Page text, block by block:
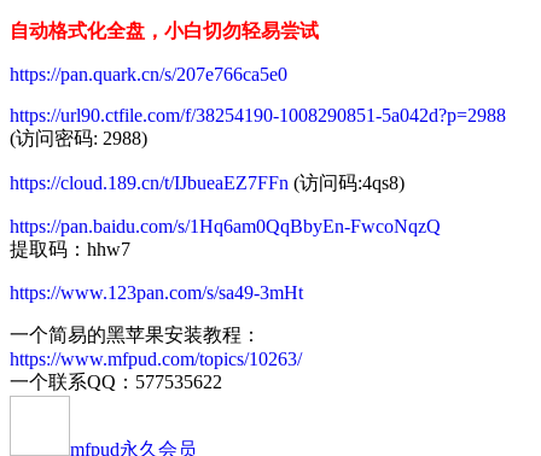
自动格式化全盘，小白切勿轻易尝试
https://pan.quark.cn/s/207e766ca5e0
https://url90.ctfile.com/f/38254190-1008290851-5a042d?p=2988
(访问密码: 2988)
https://cloud.189.cn/t/IJbueaEZ7FFn (访问码:4qs8)
https://pan.baidu.com/s/1Hq6am0QqBbyEn-FwcoNqzQ
提取码：hhw7
https://www.123pan.com/s/sa49-3mHt
一个简易的黑苹果安装教程：
https://www.mfpud.com/topics/10263/
一个联系QQ：577535622
mfpud永久会员